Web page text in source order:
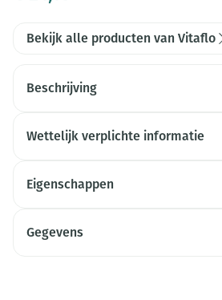
Bekijk alle producten van Vitaflo
Beschrijving
Wettelijk verplichte informatie
Eigenschappen
Gegevens